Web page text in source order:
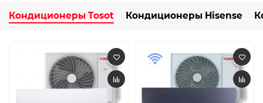
Кондиционеры Tosot Кондиционеры Hisense